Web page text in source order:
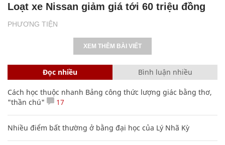
PHƯƠNG TIỆN
Loạt xe Nissan giảm giá tới 60 triệu đồng
XEM THÊM BÀI VIẾT
Đọc nhiều Bình luận nhiều
Cách học thuộc nhanh Bảng công thức lượng giác bằng thơ,
"thần chú"
17
Nhiều điểm bất thường ở bằng đại học của Lý Nhã Kỳ